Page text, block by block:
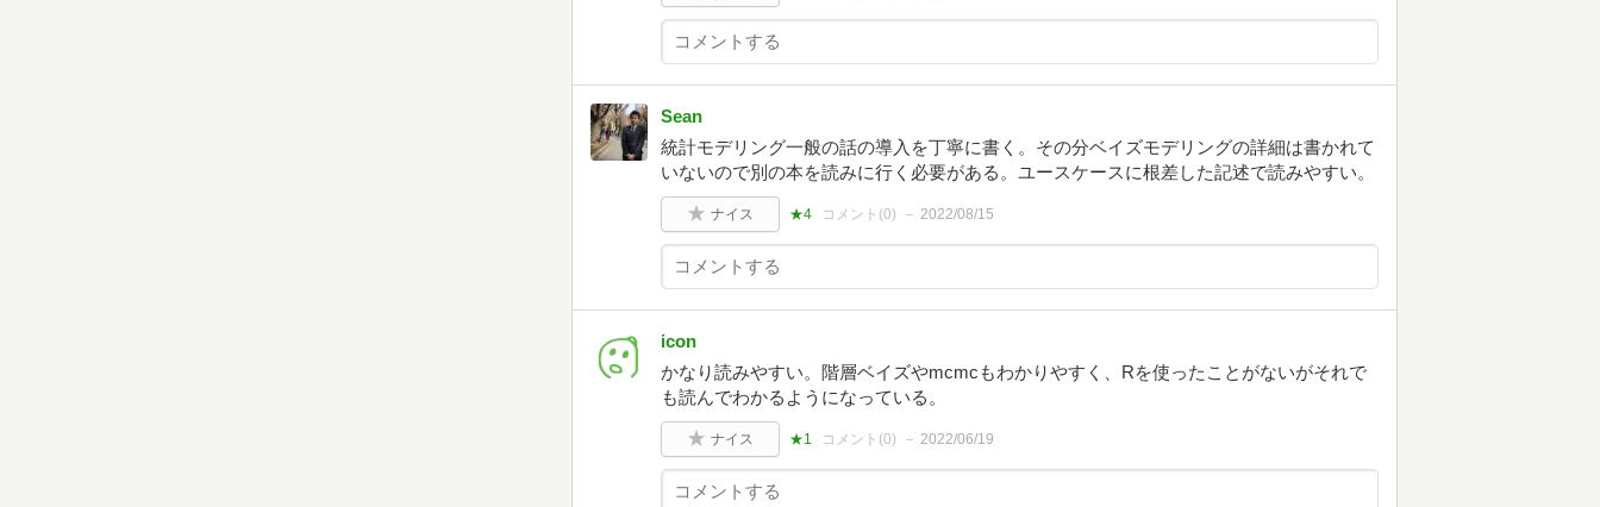
Sean
統計モデリング一般の話の導入を丁寧に書く。その分ベイズモデリングの詳細は書かれて
いないので別の本を読みに行く必要がある。ユースケースに根差した記述で読みやすい。
ナイス ★4 コメント(0) 2022/08/15
icon
かなり読みやすい。階層ベイズやmcmcもわかりやすく、Rを使ったことがないがそれで
も読んでわかるようになっている。
ナイス ★1 コメント(0) 2022/06/19